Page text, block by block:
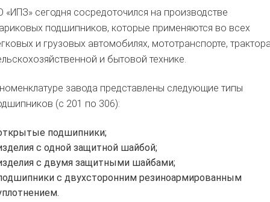
«ИПЗ» сегодня сосредоточился на производстве
подшипников, которые применяются во всех
и грузовых автомобилях, мототранспорте,
и бытовой технике.
завода представлены следующие типы
(с 201 по 306):
подшипники;
с одной защитной шайбой;
с двумя защитными шайбами;
с двухсторонним резиноармированным